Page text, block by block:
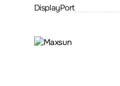
DisplayPort